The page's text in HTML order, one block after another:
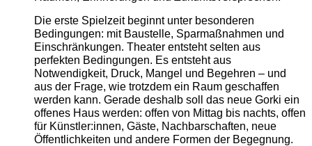
Die erste Spielzeit beginnt unter besonderen
Bedingungen: mit Baustelle, Sparmaßnahmen und
Einschränkungen. Theater entsteht selten aus
perfekten Bedingungen. Es entsteht aus
Notwendigkeit, Druck, Mangel und Begehren – und
aus der Frage, wie trotzdem ein Raum geschaffen
werden kann. Gerade deshalb soll das neue Gorki ein
offenes Haus werden: offen von Mittag bis nachts, offen
für Künstler:innen, Gäste, Nachbarschaften, neue
Öffentlichkeiten und andere Formen der Begegnung.